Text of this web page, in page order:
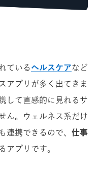
ている ヘルスケアなど
アプリが多く出てきま
して直感的に見れるサ
ん。ウェルネス系だけ
連携できるので、 仕事
アプリです。